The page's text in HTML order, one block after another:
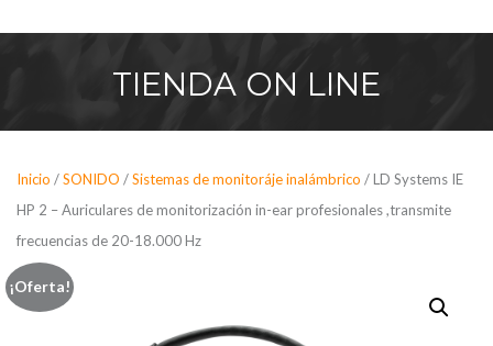
TIENDA ON LINE
Inicio /SONIDO /Sistemas de monitoráje inalámbrico / LD Systems IE
HP 2 – Auriculares de monitorización in-ear profesionales ,transmite
frecuencias de 20-18.000 Hz
¡Oferta!